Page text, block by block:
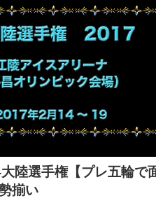
陸選手権【プレ五輪で
揃い